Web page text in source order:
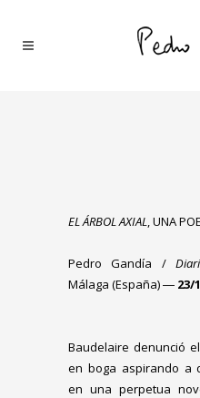
EL ÁRBOL AXIAL, UNA
Pedro Gandía /
Málaga (España) ― 23/
Baudelaire denunció
en boga aspirando a
en una perpetua